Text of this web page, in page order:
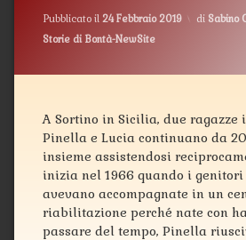
Pubblicato il 24 Febbraio 2019 di Sabino
Categorie:
Storie di Bontà-NewSite
A Sortino in Sicilia, due ragazze
Pinella e Lucia continuano da
insieme assistendosi
inizia nel 1966 quando i
avevano accompagnate in un
riabilitazione perché nate con
passare del tempo, Pinella